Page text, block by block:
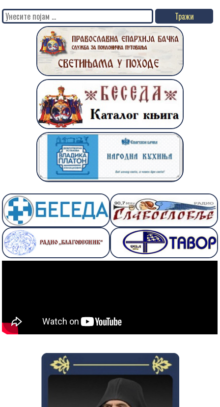
Search
for: